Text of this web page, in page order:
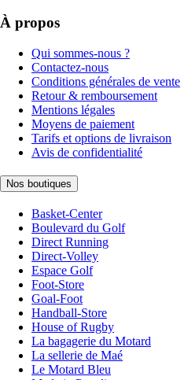
À propos
Qui sommes-nous ?
Contactez-nous
Conditions générales de vente
Retour & remboursement
Mentions légales
Moyens de paiement
Tarifs et options de livraison
Avis de confidentialité
Nos boutiques
Basket-Center
Boulevard du Golf
Direct Running
Direct-Volley
Espace Golf
Foot-Store
Goal-Foot
Handball-Store
House of Rugby
La bagagerie du Motard
La sellerie de Maé
Le Motard Bleu